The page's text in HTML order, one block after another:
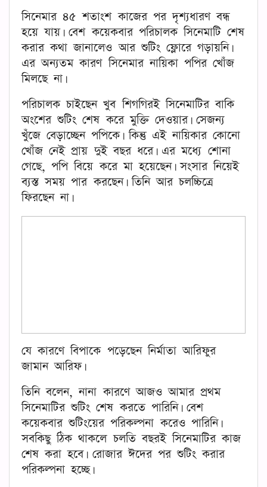
সিনেমার ৪৫ শতাংশ কাজের পর দৃশ্যধারণ বন্ধ
হয়ে যায়। বেশ কয়েকবার পরিচালক সিনেমাটি শেষ
করার কথা জানালেও আর শুটিং ফ্লোরে গড়ায়নি।
এর অন্যতম কারণ সিনেমার নায়িকা পপির খোঁজ
মিলছে না।
পরিচালক চাইছেন খুব শিগগিরই সিনেমাটির বাকি
অংশের শুটিং শেষ করে মুক্তি দেওয়ার। সেজন্য
খুঁজে বেড়াচ্ছেন পপিকে। কিন্তু এই নায়িকার কোনো
খোঁজ নেই প্রায় দুই বছর ধরে। এর মধ্যে শোনা
গেছে, পপি বিয়ে করে মা হয়েছেন। সংসার নিয়েই
ব্যস্ত সময় পার করছেন। তিনি আর চলচ্চিত্রে
ফিরছেন না।
যে কারণে বিপাকে পড়েছেন নির্মাতা আরিফুর
জামান আরিফ।
তিনি বলেন, নানা কারণে আজও আমার প্রথম
সিনেমাটির শুটিং শেষ করতে পারিনি। বেশ
কয়েকবার শুটিংয়ের পরিকল্পনা করেও পারিনি।
সবকিছু ঠিক থাকলে চলতি বছরই সিনেমাটির কাজ
শেষ করা হবে। রোজার ঈদের পর শুটিং করার
পরিকল্পনা হচ্ছে।